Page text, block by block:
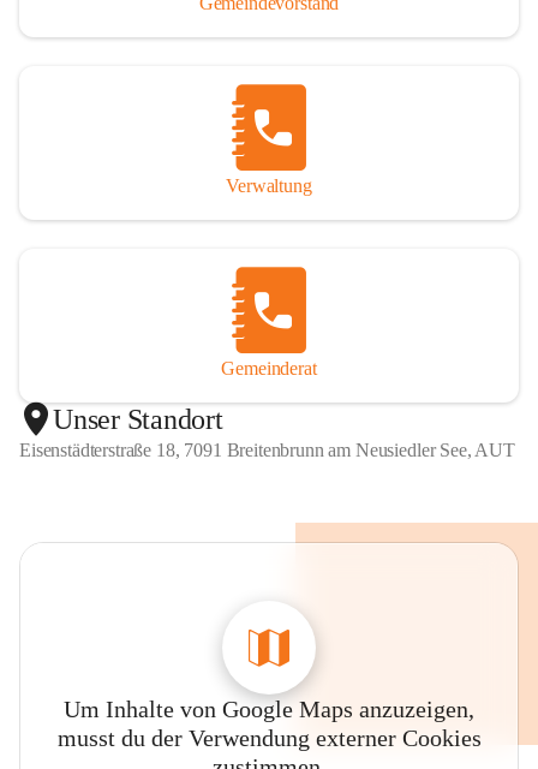
Verwaltung
Gemeinderat
Unser Standort
Eisenstädterstraße 18, 7091 Breitenbrunn am Neusiedler See, AUT
Um Inhalte von Google Maps anzuzeigen,
musst du der Verwendung externer Cookies